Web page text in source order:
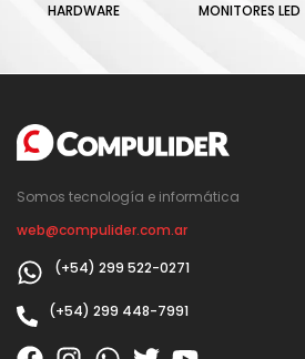
HARDWARE MONITORES LED
Somos tecnología e informática
web@compulider.com.ar
(+54) 299 522-0271
(+54) 299 448-7991